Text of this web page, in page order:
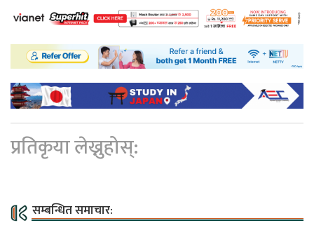
प्रतिकृया लेख्नुहोस्:
सम्बन्धित समाचार: